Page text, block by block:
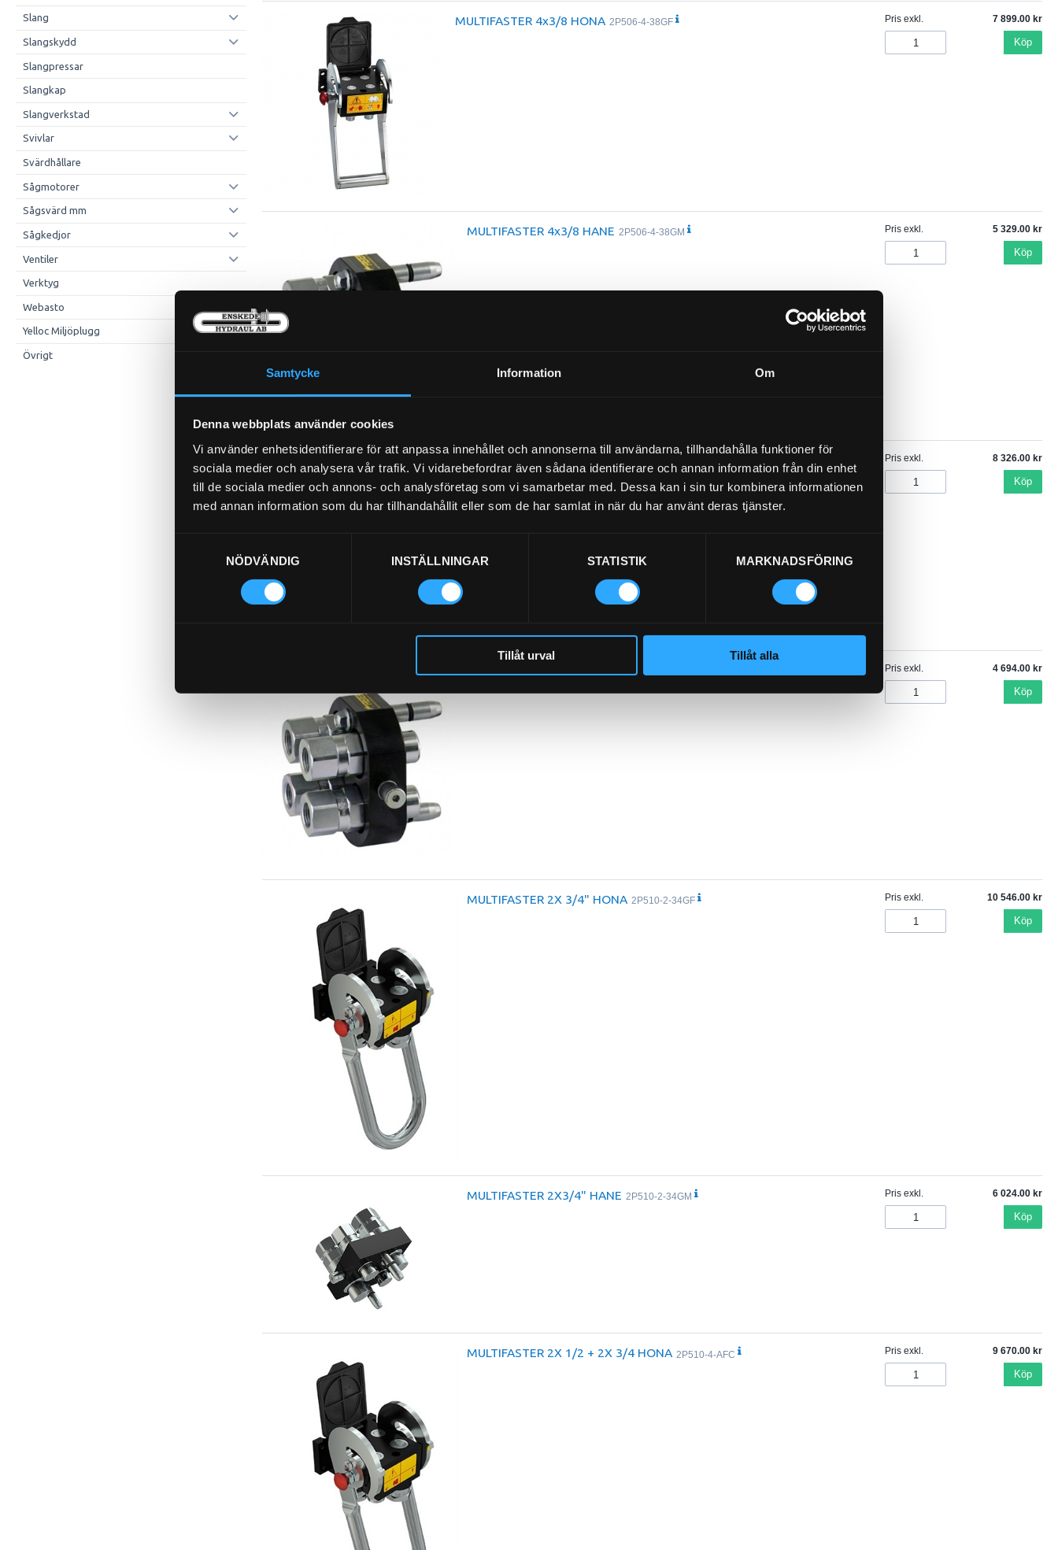
Samtycke Information Om
Denna webbplats använder cookies
Vi använder enhetsidentifierare för att anpassa innehållet och annonserna till användarna, tillhandahålla funktioner för
sociala medier och analysera vår trafik. Vi vidarebefordrar även sådana identifierare och annan information från din enhet
till de sociala medier och annons- och analysföretag som vi samarbetar med. Dessa kan i sin tur kombinera informationen
med annan information som du har tillhandahållit eller som de har samlat in när du har använt deras tjänster.
NÖDVÄNDIG
INSTÄLLNINGAR STATISTIK MARKNADSFÖRING
Tillåt urval Tillåt alla
Slang
Slangskydd
Slangpressar
Slangkap
Slangverkstad
Svivlar
Svärdhållare
Sågmotorer
Sågsvärd mm
Sågkedjor
Ventiler
Verktyg
Webasto
Yelloc Miljöplugg
Övrigt
MULTIFASTER 4x3/8 HONA 2P506-4-38GF Pris exkl. 7 899.00
Köp
MULTIFASTER 4x3/8 HANE 2P506-4-38GM Pris exkl. 5 329.00
Köp
MULTIFASTER 4x1/2 HONA 2P508-4-12GF Pris exkl. 8 326.00
Köp
2P508-4-12GM Pris exkl. 4 694.00
Köp
MULTIFASTER 2X 3/4" HONA 2P510-2-34GF Pris exkl. 10 546.00
Köp
MULTIFASTER 2X3/4" HANE 2P510-2-34GM Pris exkl. 6 024.00
Köp
MULTIFASTER 2X 1/2 + 2X 3/4 HONA 2P510-4-AFC Pris exkl. 9 670.00
Köp